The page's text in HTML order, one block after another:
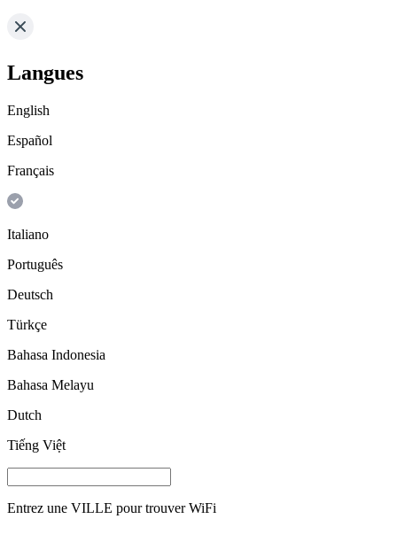
Langues
English
Español
Français
Italiano
Português
Deutsch
Türkçe
Bahasa Indonesia
Bahasa Melayu
Dutch
Tiếng Việt
Entrez une VILLE pour trouver WiFi